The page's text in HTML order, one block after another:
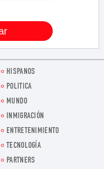
HISPANOS
POLITICA
MUNDO
INMIGRACIÓN
ENTRETENIMIENTO
TECNOLOGÍA
PARTNERS